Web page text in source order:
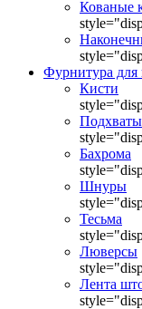
Кованые
Фурнитура для
Кисти
Подхваты
Бахрома
Шнуры
Тесьма
Люверсы
Лента